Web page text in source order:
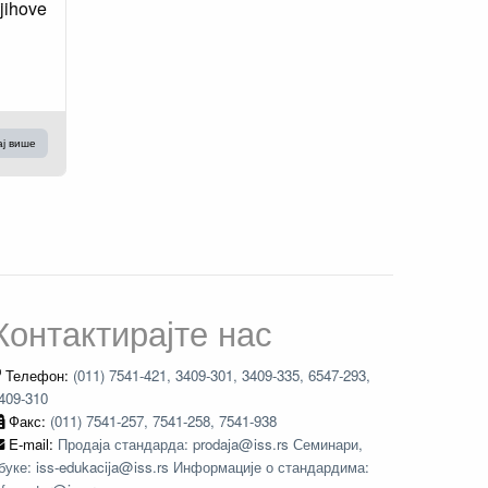
више
нас
Телефон: (011) 7541-421, 3409-301, 3409-335, 6547-293,
310
Факс: (011) 7541-257, 7541-258, 7541-938
E-mail: Продаја стандарда: prodaja@iss.rs Семинари,
iss-edukacija@iss.rs Информације о стандардима: